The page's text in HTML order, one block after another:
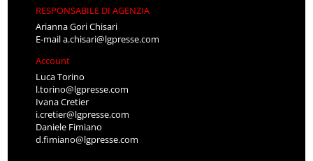
RESPONSABILE DI AGENZIA
Arianna Gori Chisari
E-maila.chisari@lgpresse.com
Account
Luca Torino
l.torino@lgpresse.com
Ivana Cretier
i.cretier@lgpresse.com
Daniele Fimiano
d.fimiano@lgpresse.com